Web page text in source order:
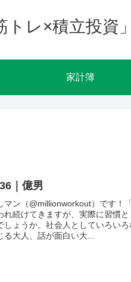
トレ×積立投資
家計簿
｜億男
マン（@millionworkout）です！
れ続けてきますが、実際に習慣
しょうか。社会人としていろい
大人、話が面白い大...